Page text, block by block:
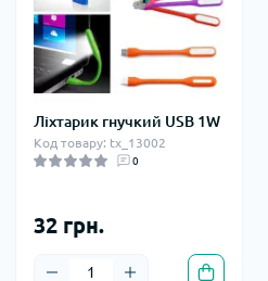
Ліхтарик гнучкий USB 1W
Код товару: tx_13002
0
32 грн.